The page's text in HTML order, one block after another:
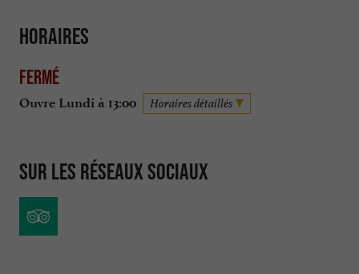
Horaires
Fermé
Ouvre Lundi à 13:00 Horaires détaillés
Sur les réseaux sociaux